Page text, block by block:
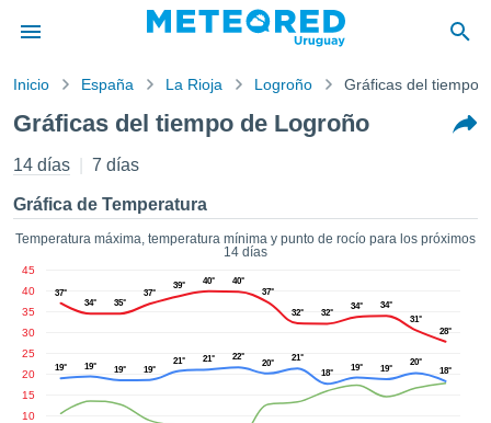
de
ha
por
para
que la
calidad.
a este
las
y
forma
Inicio España La Rioja Logroño Gráficas del tiempo
Gráficas del tiempo de Logroño
14 días 7 días
Gráfica de Temperatura
Temperatura máxima, temperatura mínima y punto de rocío para los próximos
14 días
10
15
20
25
30
35
40
45
37°
34°
35°
37°
39° 40°
40°
37°
32° 32°
34°
34°
31°
28°
19° 19° 19° 19°
21° 21° 22°
20°
21°
18°
19° 19°
20°
18°